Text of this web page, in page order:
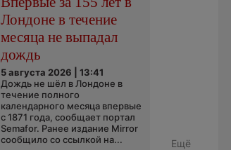
Лондоне в течение
месяца не выпадал
дождь
5 августа 2026 | 13:41
Дождь не шёл в Лондоне в
течение полного
календарного месяца впервые
с 1871 года, сообщает портал
Semafor. Ранее издание Mirror
сообщило со ссылкой на...
Ещё